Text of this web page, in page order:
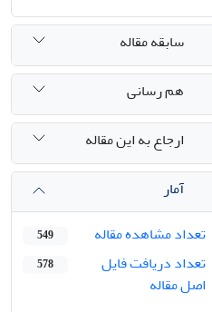
سابقه مقاله
هم رسانی
ارجاع به این مقاله
آمار
تعداد مشاهده مقاله
549
تعداد دریافت فایل
اصل مقاله
578